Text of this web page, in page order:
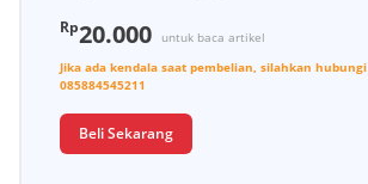
Rp20.000
untuk baca artikel
Jika ada kendala saat pembelian, silahkan hubungi
085884545211
Beli Sekarang